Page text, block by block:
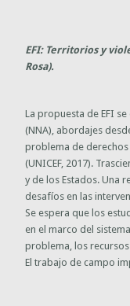
EFI: Territorios y
Rosa).
La propuesta de EFI
(NNA), abordajes
problema de
(UNICEF, 2017).
y de los Estados. Una
desafíos en las
Se espera que los
en el marco del
problema, los
El trabajo de campo